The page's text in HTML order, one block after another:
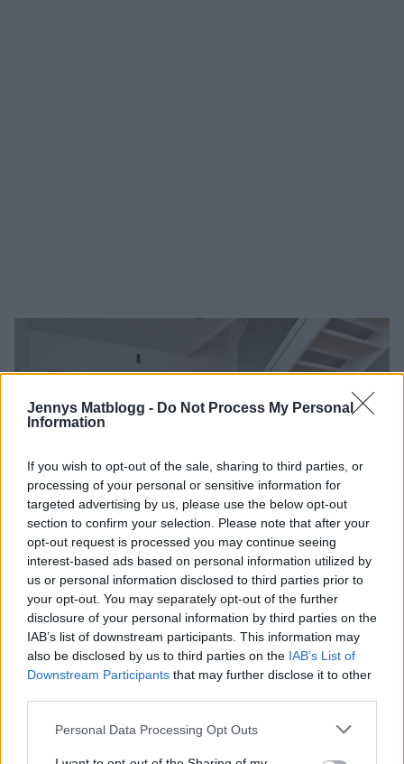
Jennys Matblogg - Do Not Process My Personal
Information
If you wish to opt-out of the sale, sharing to third parties, or
processing of your personal or sensitive information for
targeted advertising by us, please use the below opt-out
section to confirm your selection. Please note that after your
opt-out request is processed you may continue seeing
interest-based ads based on personal information utilized by
us or personal information disclosed to third parties prior to
your opt-out. You may separately opt-out of the further
disclosure of your personal information by third parties on the
IAB’s list of downstream participants. This information may
also be disclosed by us to third parties on the IAB’s List of
Downstream Participants that may further disclose it to other
Personal Data Processing Opt Outs
Och en sommarbild